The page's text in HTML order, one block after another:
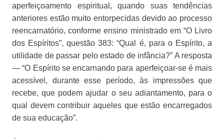
aperfeiçoamento espiritual, quando suas tendências
anteriores estão muito entorpecidas devido ao processo
reencarnatório, conforme ensino ministrado em “O Livro
dos Espíritos”, questão 383: “Qual é, para o Espírito, a
utilidade de passar pelo estado de infância?” A resposta
— “O Espírito se encarnando para aperfeiçoar-se é mais
acessível, durante esse período, às impressões que
recebe, que podem ajudar o seu adiantamento, para o
qual devem contribuir aqueles que estão encarregados
de sua educação”.